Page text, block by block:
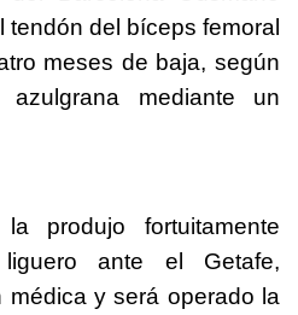
tendón del bíceps femoral
meses de baja, según
mediante un
produjo fortuitamente
ante el Getafe,
médica y será operado la